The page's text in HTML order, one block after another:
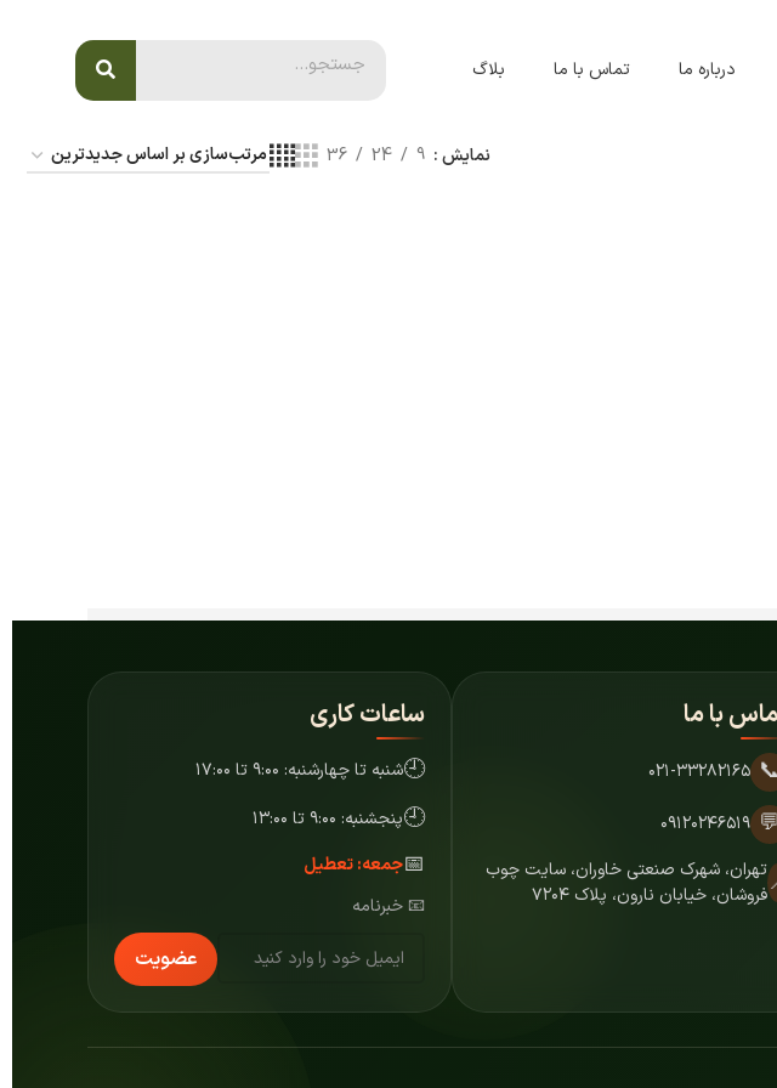
درباره ما تماس با ما بلاگ
نمایش 9
24
36
با ما
📞 ۰۲۱-۳۳۲۸۲۱۶۵
💬 ۰۹۱۲۰۲۴۶۵۱۹
تهران، شهرک صنعتی خاوران، سایت چوب
فروشان، خیابان نارون، پلاک ۷۲۰۴
ساعات کاری
🕘شنبه تا چهارشنبه: ۹:۰۰ تا ۱۷:۰۰
🕘پنجشنبه: ۹:۰۰ تا ۱۳:۰۰
📅جمعه: تعطیل
📧 خبرنامه
عضویت